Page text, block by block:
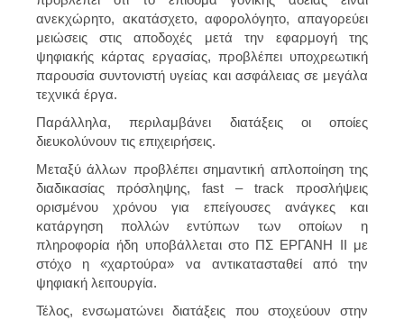
ανεκχώρητο, ακατάσχετο, αφορολόγητο, απαγορεύει
μειώσεις στις αποδοχές μετά την εφαρμογή της
ψηφιακής κάρτας εργασίας, προβλέπει υποχρεωτική
παρουσία συντονιστή υγείας και ασφάλειας σε μεγάλα
τεχνικά έργα.
Παράλληλα, περιλαμβάνει διατάξεις οι οποίες
διευκολύνουν τις επιχειρήσεις.
Μεταξύ άλλων προβλέπει σημαντική απλοποίηση της
διαδικασίας πρόσληψης, fast – track προσλήψεις
ορισμένου χρόνου για επείγουσες ανάγκες και
κατάργηση πολλών εντύπων των οποίων η
πληροφορία ήδη υποβάλλεται στο ΠΣ ΕΡΓΑΝΗ ΙΙ με
στόχο η «χαρτούρα» να αντικατασταθεί από την
ψηφιακή λειτουργία.
Τέλος, ενσωματώνει διατάξεις που στοχεύουν στην